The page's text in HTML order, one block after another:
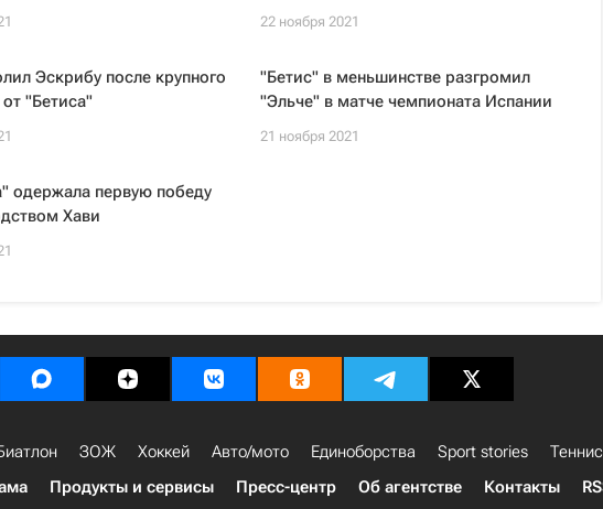
22 ноября 2021
Эскрибу после крупного
"Бетиса"
"Бетис" в меньшинстве разгромил
"Эльче" в матче чемпионата Испании
21 ноября 2021
одержала первую победу
Хави
ЗОЖ Хоккей Авто/мото Единоборства Sport stories Теннис
Продукты и сервисы Пресс-центр Об агентстве Контакты